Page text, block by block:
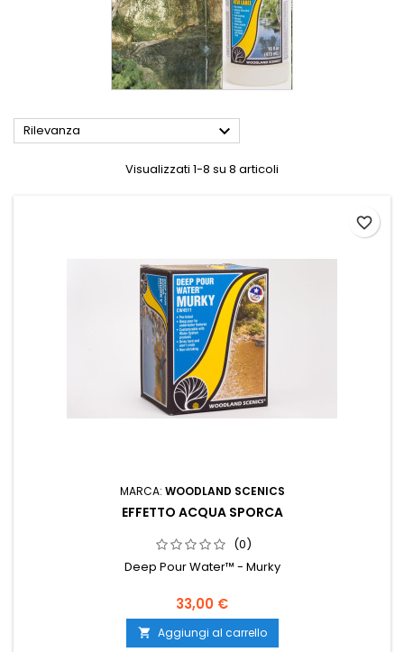
Rilevanza 
Visualizzati 1-8 su 8 articoli
MARCA: WOODLAND SCENICS
EFFETTO ACQUA SPORCA
(0)
Deep Pour Water™ - Murky
33,00 €
 Aggiungi al carrello
favorite_border